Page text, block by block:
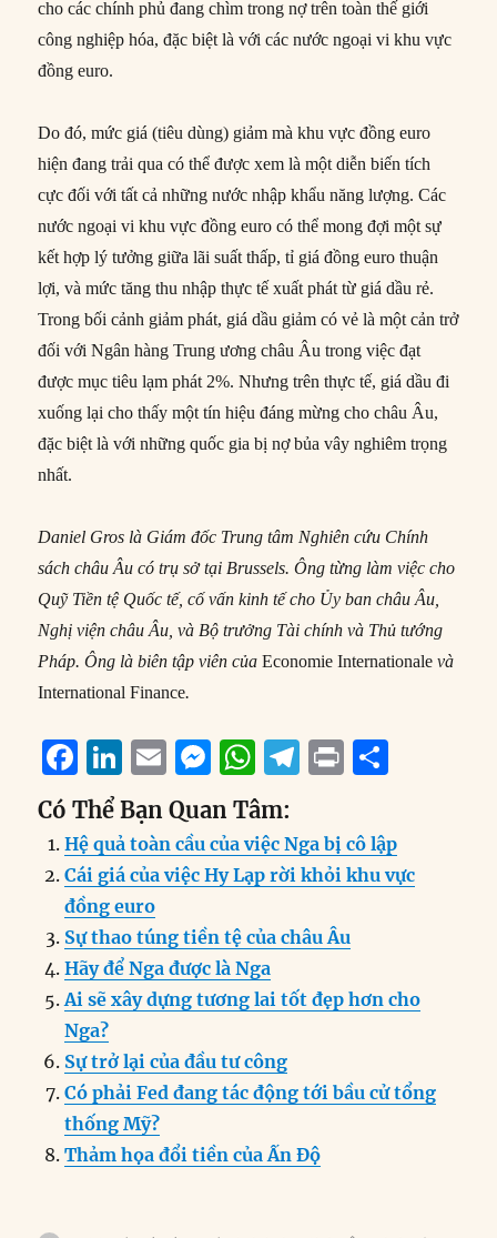
cho các chính phủ đang chìm trong nợ trên toàn thế giới
công nghiệp hóa, đặc biệt là với các nước ngoại vi khu vực
đồng euro.
Do đó, mức giá (tiêu dùng) giảm mà khu vực đồng euro
hiện đang trải qua có thể được xem là một diễn biến tích
cực đối với tất cả những nước nhập khẩu năng lượng. Các
nước ngoại vi khu vực đồng euro có thể mong đợi một sự
kết hợp lý tưởng giữa lãi suất thấp, tỉ giá đồng euro thuận
lợi, và mức tăng thu nhập thực tế xuất phát từ giá dầu rẻ.
Trong bối cảnh giảm phát, giá dầu giảm có vẻ là một cản trở
đối với Ngân hàng Trung ương châu Âu trong việc đạt
được mục tiêu lạm phát 2%. Nhưng trên thực tế, giá dầu đi
xuống lại cho thấy một tín hiệu đáng mừng cho châu Âu,
đặc biệt là với những quốc gia bị nợ bủa vây nghiêm trọng
nhất.
Daniel Gros là Giám đốc Trung tâm Nghiên cứu Chính
sách châu Âu có trụ sở tại Brussels. Ông từng làm việc cho
Quỹ Tiền tệ Quốc tế, cố vấn kinh tế cho Ủy ban châu Âu,
Nghị viện châu Âu, và Bộ trưởng Tài chính và Thủ tướng
Pháp. Ông là biên tập viên củaEconomie Internationale và
International Finance.
F
a
c
e
b
o
o
k
Li
n
k
e
d
I
n
E
m
ai
l
M
ss
e
n
g
er
W
h
at
s
A
p
p
T
g
r
a
P
n
t
re
Có Thể Bạn Quan Tâm:
Hệ quả toàn cầu của việc Nga bị cô lập
Cái giá của việc Hy Lạp rời khỏi khu vực
đồng euro
Sự thao túng tiền tệ của châu Âu
Hãy để Nga được là Nga
Ai sẽ xây dựng tương lai tốt đẹp hơn cho
Nga?
Sự trở lại của đầu tư công
Có phải Fed đang tác động tới bầu cử tổng
thống Mỹ?
Thảm họa đổi tiền của Ấn Độ